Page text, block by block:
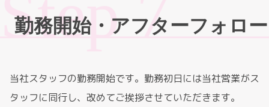
勤務開始・アフターフォロー
当社スタッフの勤務開始です。勤務初日には当社営業がス
タッフに同行し、改めてご挨拶させていただきます。